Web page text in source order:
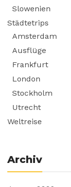
Slowenien
Städtetrips
Amsterdam
Ausflüge
Frankfurt
London
Stockholm
Utrecht
Weltreise
Archiv